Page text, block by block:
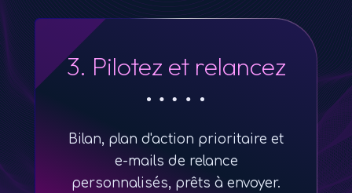
3. Pilotez et relancez
Bilan, plan d'action prioritaire et
e-mails de relance
personnalisés, prêts à envoyer.